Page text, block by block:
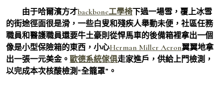
由于哈爾濱方才backbone工學椅下過一場雪，覆上冰雪
的街途徑面很是滑，一些白叟和殘疾人舉動未便，社區任務
職員和醫護職員還要牛土豪則從悍馬車的後備箱裡拿出一個
像是小型保險箱的東西，小心Herman Miller Aeron翼翼地拿
出一張一元美金。 歐德系統傢俱走家進戶，供給上門檢測，
以完成本次核酸檢測“全籠罩”。